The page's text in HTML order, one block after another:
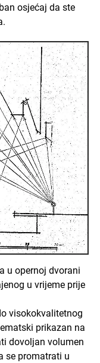
osjećaj da ste
u opernoj dvorani
u vrijeme prije
visokokvalitetnog
prikazan na
dovoljan volumen
se promatrati u